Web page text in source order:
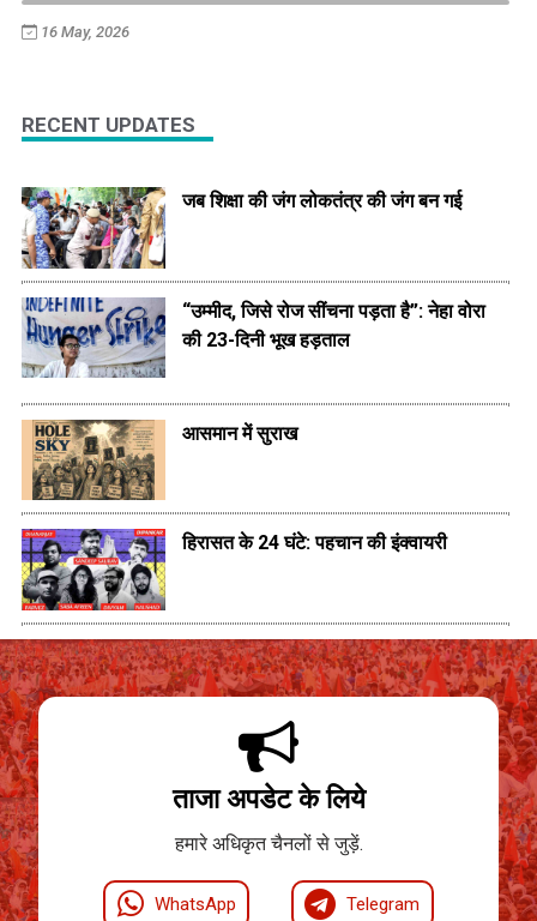
16 May, 2026
RECENT UPDATES
जब शिक्षा की जंग लोकतंत्र की जंग बन गई
“उम्मीद, जिसे रोज सींचना पड़ता है”: नेहा वोरा
की 23-दिनी भूख हड़ताल
आसमान में सुराख
हिरासत के 24 घंटे: पहचान की इंक्वायरी
ताजा अपडेट के लिये
हमारे अधिकृत चैनलों से जुड़ें.
WhatsApp Telegram